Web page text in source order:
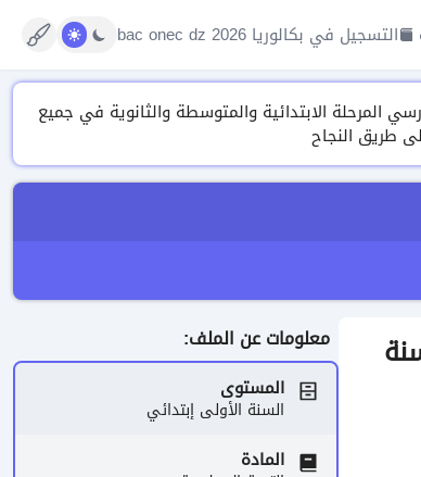
التسجيل في بكالوريا 2026 bac onec dz
ونماذج الفروض والاختبارات وتقييم المكتسبات 2026 لتلاميذ ومدرسي المرحلة الابتدائية والمتوسطة والثانوية في جميع
طريق النجاح
السنة معلومات عن الملف:
المستوى
السنة الأولى إبتدائي
المادة